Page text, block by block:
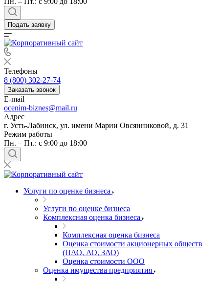
Подать заявку
Телефоны
8 (800) 302-27-74
Заказать звонок
E-mail
ocenim-biznes@mail.ru
Адрес
г. Усть-Лабинск, ул. имени Марии Овсянниковой, д. 31
Режим работы
Пн. – Пт.: с 9:00 до 18:00
Услуги по оценке бизнеса
Услуги по оценке бизнеса
Комплексная оценка бизнеса
Комплексная оценка бизнеса
Оценка стоимости акционерных обществ
(ПАО, АО, ЗАО)
Оценка стоимости ООО
Оценка имущества предприятия